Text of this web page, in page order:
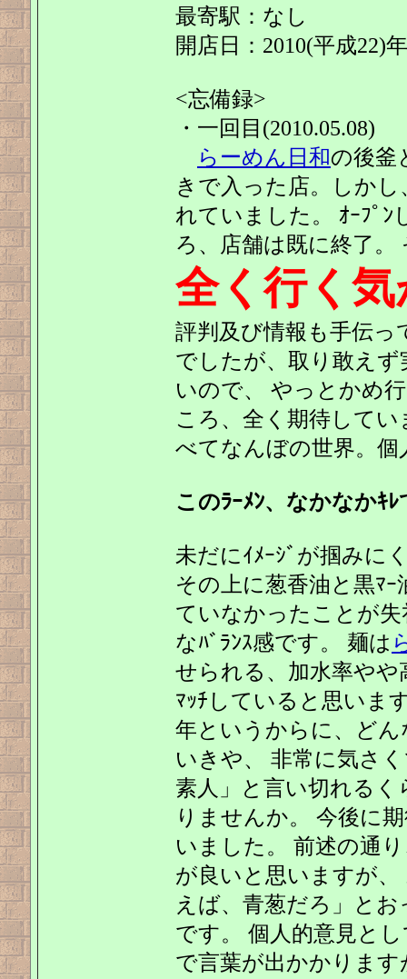
最寄駅：なし
開店日：2010(平成22)
<忘備録>
・一回目(2010.05.08)
らーめん日和の後釜
きで入った店。しか
れていました。 ｵｰﾌﾟ
ろ、店舗は既に終了。
全く行く
評判及び情報も手伝
でしたが、取り敢え
いので、 やっとかめ
ころ、全く期待して
べてなんぼの世界。
このﾗｰﾒﾝ、なかなかｷ
未だにｲﾒｰｼﾞが掴みに
その上に葱香油と黒ﾏ
ていなかったことが
なﾊﾞﾗﾝｽ感です。 麺は
せられる、加水率やや
ﾏｯﾁしていると思いま
年というからに、どん
いきや、 非常に気さ
素人」と言い切れる
りませんか。 今後に
いました。 前述の通
が良いと思いますが、
えば、青葱だろ」と
です。 個人的意見と
で言葉が出かかりま